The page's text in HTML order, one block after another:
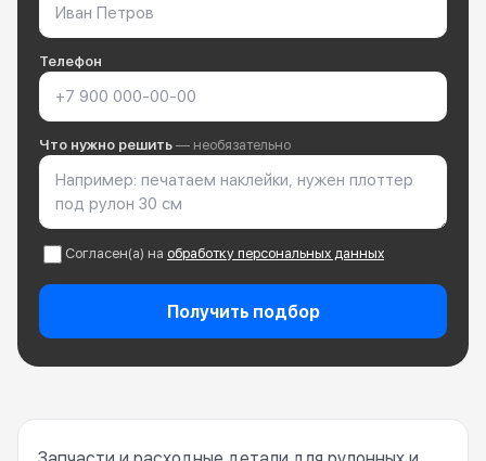
Телефон
Что нужно решить — необязательно
Согласен(а) на обработку персональных данных
Получить подбор